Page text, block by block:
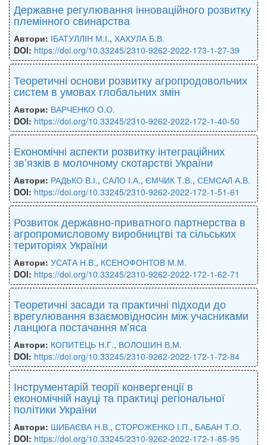
Державне регулювання інноваційного розвитку
племінного свинарства
Автори: ІБАТУЛЛІН М.І., ХАХУЛА Б.В.
DOI: https://doi.org/10.33245/2310-9262-2022-173-1-27-39
Теоретичні основи розвитку агропродовольчих
систем в умовах глобальних змін
Автори: ВАРЧЕНКО О.О.
DOI: https://doi.org/10.33245/2310-9262-2022-172-1-40-50
Економічні аспекти розвитку інтеграційних
зв’язків в молочному скотарстві України
Автори: РАДЬКО В.І., САЛО І.А., ЄМЧИК Т.В., СЕМСАЛ А.В.
DOI: https://doi.org/10.33245/2310-9262-2022-172-1-51-61
Розвиток державно-приватного партнерства в
агропромисловому виробництві та сільських
територіях України
Автори: УСАТА Н.В., КСЕНОФОНТОВ М.М.
DOI: https://doi.org/10.33245/2310-9262-2022-172-1-62-71
Теоретичні засади та практичні підходи до
врегулювання взаємовідносин між учасниками
ланцюга постачання м’яса
Автори: КОПИТЕЦЬ Н.Г., ВОЛОШИН В.М.
DOI: https://doi.org/10.33245/2310-9262-2022-172-1-72-84
Інструментарій теорії конвергенції в
економічній науці та практиці регіональної
політики України
Автори: ШИБАЄВА Н.В., СТОРОЖЕНКО І.П., БАБАН Т.О.
DOI: https://doi.org/10.33245/2310-9262-2022-172-1-85-95